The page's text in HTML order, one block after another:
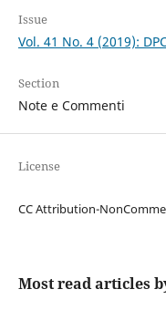
Issue
Vol. 41 No. 4 (2019):
Section
Note e Commenti
License
CC Attribution-
Most read articles